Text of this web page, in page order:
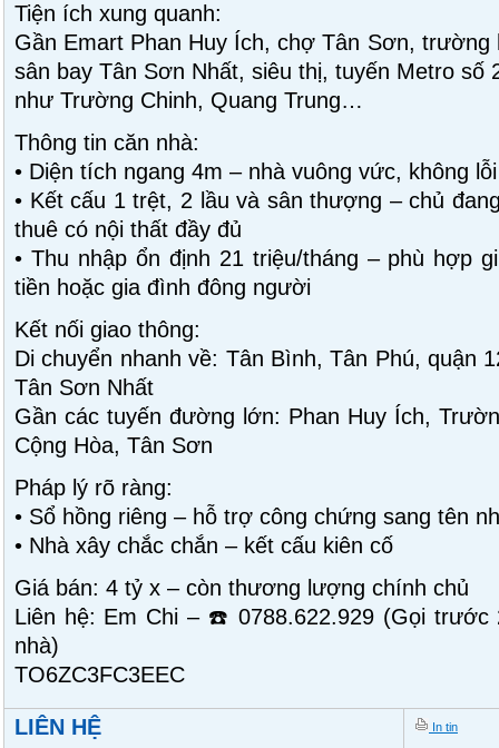
Tiện ích xung quanh:
Gần Emart Phan Huy Ích, chợ Tân Sơn, trường
sân bay Tân Sơn Nhất, siêu thị, tuyến Metro số
như Trường Chinh, Quang Trung…
Thông tin căn nhà:
• Diện tích ngang 4m – nhà vuông vức, không
• Kết cấu 1 trệt, 2 lầu và sân thượng – chủ
thuê có nội thất đầy đủ
• Thu nhập ổn định 21 triệu/tháng – phù hợp
tiền hoặc gia đình đông người
Kết nối giao thông:
Di chuyển nhanh về: Tân Bình, Tân Phú, quận
Tân Sơn Nhất
Gần các tuyến đường lớn: Phan Huy Ích,
Cộng Hòa, Tân Sơn
Pháp lý rõ ràng:
• Sổ hồng riêng – hỗ trợ công chứng sang tên
• Nhà xây chắc chắn – kết cấu kiên cố
Giá bán: 4 tỷ x – còn thương lượng chính chủ
Liên hệ: Em Chi – ☎️ 0788.622.929 (Gọi trước
nhà)
TO6ZC3FC3EEC
LIÊN HỆ In tin